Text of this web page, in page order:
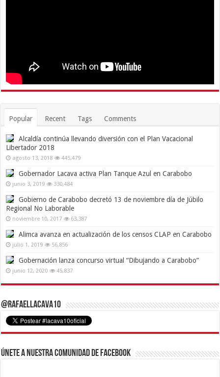
Popular Recent Tags Comments
Alcaldía continúa llevando diversión con el Plan Vacacional
Libertador 2018
agosto 13, 2018 445,479
Gobernador Lacava activa Plan Tanque Azul en Carabobo
junio 3, 2019 330,484
Gobierno de Carabobo decretó 13 de noviembre día de Júbilo
Regional No Laborable
noviembre 10, 2017 63,387
Alimca avanza en actualización de los censos CLAP en Carabobo
julio 1, 2019 56,856
Gobernación lanza concurso virtual “Dibujando a Carabobo”
junio 12, 2020 45,837
@RafaelLacava10
Únete a nuestra comunidad de Facebook